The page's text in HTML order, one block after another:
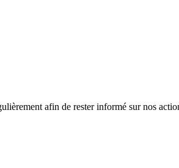
afin de rester informé sur nos